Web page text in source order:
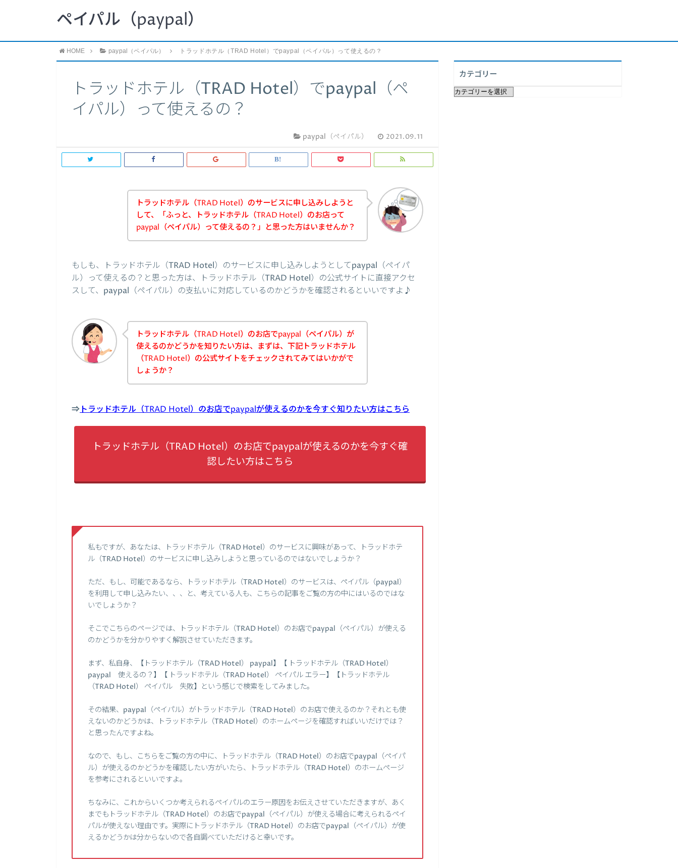
ペイパル（paypal）
HOME paypal（ペイパル） トラッドホテル（TRAD Hotel）でpaypal（ペイパル）って使えるの？
トラッドホテル（TRAD Hotel）でpaypal（ペ
イパル）って使えるの？
paypal（ペイパル） 2021.09.11
トラッドホテル（TRAD Hotel）のサービスに申し込みしようと
して、「ふっと、トラッドホテル（TRAD Hotel）のお店って
paypal（ペイパル）って使えるの？」と思った方はいませんか？
もしも、トラッドホテル（TRAD Hotel）のサービスに申し込みしようとしてpaypal（ペイパ
ル）って使えるの？と思った方は、トラッドホテル（TRAD Hotel）の公式サイトに直接アクセ
スして、paypal（ペイパル）の支払いに対応しているのかどうかを確認されるといいですよ♪
トラッドホテル（TRAD Hotel）のお店でpaypal（ペイパル）が
使えるのかどうかを知りたい方は、まずは、下記トラッドホテル
（TRAD Hotel）の公式サイトをチェックされてみてはいかがで
しょうか？
⇒ トラッドホテル（TRAD Hotel）のお店でpaypalが使えるのかを今すぐ知りたい方はこちら
トラッドホテル（TRAD Hotel）のお店でpaypalが使えるのかを今すぐ確
認したい方はこちら
私もですが、あなたは、トラッドホテル（TRAD Hotel）のサービスに興味があって、トラッドホテ
ル（TRAD Hotel）のサービスに申し込みしようと思っているのではないでしょうか？
ただ、もし、可能であるなら、トラッドホテル（TRAD Hotel）のサービスは、ペイパル（paypal）
を利用して申し込みたい、、、と、考えている人も、こちらの記事をご覧の方の中にはいるのではな
いでしょうか？
そこでこちらのページでは、トラッドホテル（TRAD Hotel）のお店でpaypal（ペイパル）が使える
のかどうかを分かりやすく解説させていただきます。
まず、私自身、【トラッドホテル（TRAD Hotel） paypal】【 トラッドホテル（TRAD Hotel）
paypal 使えるの？】【 トラッドホテル（TRAD Hotel） ペイパル エラー】【トラッドホテル
（TRAD Hotel） ペイパル 失敗】という感じで検索をしてみました。
その結果、paypal（ペイパル）がトラッドホテル（TRAD Hotel）のお店で使えるのか？それとも使
えないのかどうかは、トラッドホテル（TRAD Hotel）のホームページを確認すればいいだけでは？
と思ったんですよね。
なので、もし、こちらをご覧の方の中に、トラッドホテル（TRAD Hotel）のお店でpaypal（ペイパ
ル）が使えるのかどうかを確認したい方がいたら、トラッドホテル（TRAD Hotel）のホームページ
を参考にされるといいですよ。
ちなみに、これからいくつか考えられるペイパルのエラー原因をお伝えさせていただきますが、あく
までもトラッドホテル（TRAD Hotel）のお店でpaypal（ペイパル）が使える場合に考えられるペイ
パルが使えない理由です。実際にトラッドホテル（TRAD Hotel）のお店でpaypal（ペイパル）が使
えるかどうかは分からないので各自調べていただけると幸いです。
カテゴリー